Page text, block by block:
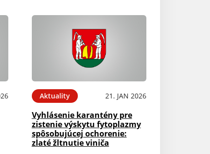
Aktuality 21. JAN 2026
Vyhlásenie karantény pre
zistenie výskytu fytoplazmy
spôsobujúcej ochorenie:
zlaté žltnutie viniča